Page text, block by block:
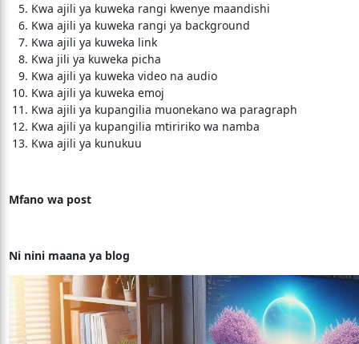
Kwa ajili ya kuweka rangi kwenye maandishi
Kwa ajili ya kuweka rangi ya background
Kwa ajili ya kuweka link
Kwa jili ya kuweka picha
Kwa ajili ya kuweka video na audio
Kwa ajili ya kuweka emoj
Kwa ajili ya kupangilia muonekano wa paragraph
Kwa ajili ya kupangilia mtiririko wa namba
Kwa ajili ya kunukuu
Mfano wa post
Ni nini maana ya blog